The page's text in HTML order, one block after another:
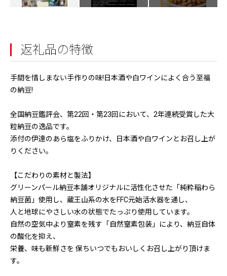
返礼品の特徴
手間を惜しまない手作りの味!日本酒や白ワインによく合う至福
の納豆!
全国納豆鑑評会、第22回・第23回において、2年連続受賞した大
粒納豆の逸品です。
添付の伊達のあら塩をふりかけ、日本酒や白ワインとお召し上が
りください。
【こだわりの素材と製法】
グリーンパール納豆本舗オリジナルに活性化させた「純粋稲わら
納豆菌」使用し、蔵王山系の水をFFC元始活水器を通し、
人と地球にやさしい水の状態でたっぷり使用しています。
自然の空気中より窒素を残す「自然窒素包装」により、納豆自体
の酸化を抑え、
栄養、味も新鮮さを 保ちいつでもおいしくお召し上がり頂けま
す。